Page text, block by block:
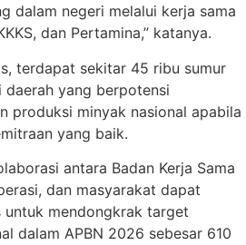
dalam negeri melalui kerja sama
dan Pertamina,” katanya.
terdapat sekitar 45 ribu sumur
yang berpotensi
produksi minyak nasional apabila
yang baik.
antara Badan Kerja Sama
dan masyarakat dapat
mendongkrak target
dalam APBN 2026 sebesar 610